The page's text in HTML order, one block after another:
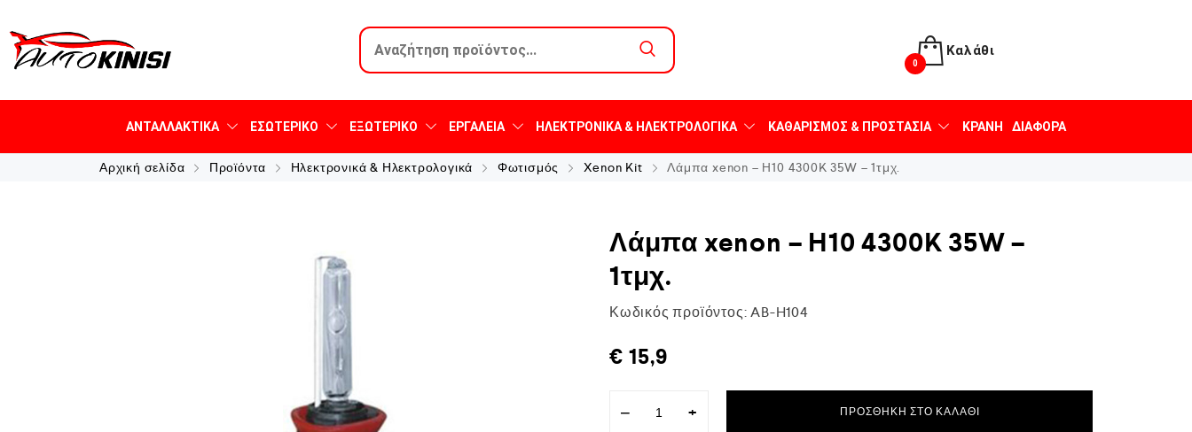
Καλάθι
0
ΑΝΤΑΛΛΑΚΤΙΚΆ ΕΣΩΤΕΡΙΚΌ ΕΞΩΤΕΡΙΚΌ ΕΡΓΑΛΕΊΑ ΗΛΕΚΤΡΟΝΙΚΆ & ΗΛΕΚΤΡΟΛΟΓΙΚΆ ΚΑΘΑΡΙΣΜΌΣ & ΠΡΟΣΤΑΣΊΑ ΚΡΆΝΗ ΔΙΆΦΟΡΑ
Αρχική σελίδα Προϊόντα Ηλεκτρονικά & Ηλεκτρολογικά Φωτισμός Xenon Kit Λάμπα xenon – H10 4300K 35W – 1τμχ.
Λάμπα xenon – H10 4300K 35W –
1τμχ.
Κωδικός προϊόντος: AB-H104
€ 15,9
− + ΠΡΟΣΘΉΚΗ ΣΤΟ ΚΑΛΆΘΙ